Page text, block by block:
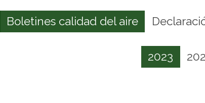
Boletines calidad del aire
2023